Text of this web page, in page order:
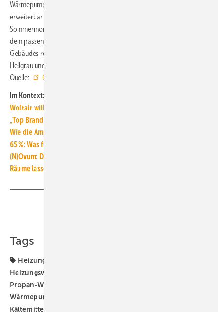
Wärmepumpe sind unter der Bezeichnung „ZukunftsPlus“ jederzeit
erweiterbar konzipiert. Bei Flächenheizsystemen kann in den
Sommermonaten mit den geeigneten hydraulischen Anschlüssen und
dem passenden Hydraulikanschluss-Set eine einfache Kühlung des
Gebäudes realisiert werden. Das Außengerät ist in den Farben Weiß,
Hellgrau und Anthrazit erhältlich. ■
Quelle:
ÖkoFEN
Im Kontext:
Woltair will Marktführer für Wärmepumpen-Installation werden
„Top Brand Wärmepumpe“: Eine große Marke wird gemieden
Wie die Ampel den Heizungsaustausch ab 2024 fördern will
65 %: Was für den Heizungsaustausch ab 2024 gelten soll
(N)Ovum: Die weltweit effizienteste Luft/Wasser-Wärmepumpe
Räume lassen sich auch über Heizkörper kühlen
Tags
Heizungs-Wärmepumpe
Heizungswende
Propan-Wärmepumpe
Wärmepumpenhochlauf
Kältemittel